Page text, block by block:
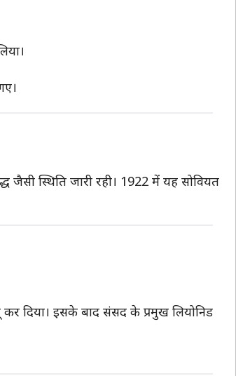
जैसी स्थिति जारी रही। 1922 में यह सोवियत
दिया। इसके बाद संसद के प्रमुख लियोनिड